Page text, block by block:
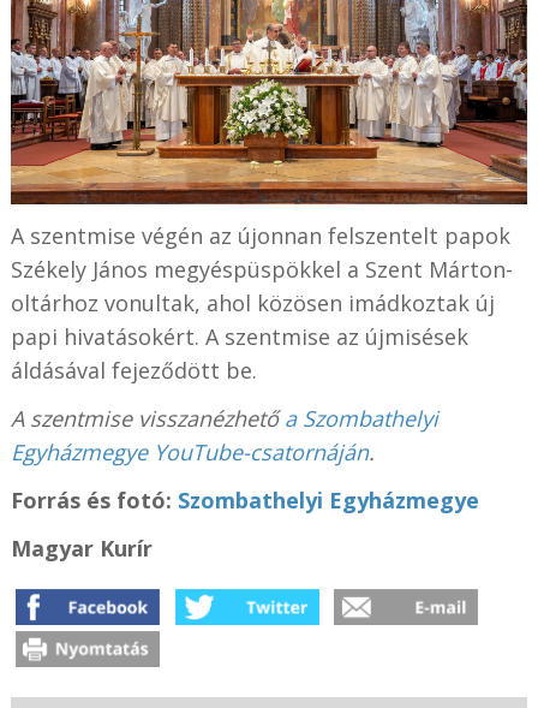
A szentmise végén az újonnan felszentelt papok
Székely János megyéspüspökkel a Szent Márton-
oltárhoz vonultak, ahol közösen imádkoztak új
papi hivatásokért. A szentmise az újmisések
áldásával fejeződött be.
A szentmise visszanézhetőa Szombathelyi
Egyházmegye YouTube-csatornáján.
Forrás és fotó: Szombathelyi Egyházmegye
Magyar Kurír